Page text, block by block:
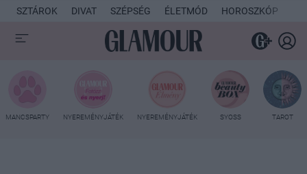
SZTÁROK DIVAT SZÉPSÉG ÉLETMÓD HOROSZKÓP
MANCSPARTY NYEREMÉNYJÁTÉK NYEREMÉNYJÁTÉK SYOSS TAROT